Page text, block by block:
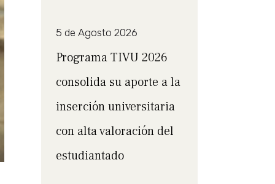
5 de Agosto 2026
Programa TIVU 2026
consolida su aporte a la
inserción universitaria
con alta valoración del
estudiantado